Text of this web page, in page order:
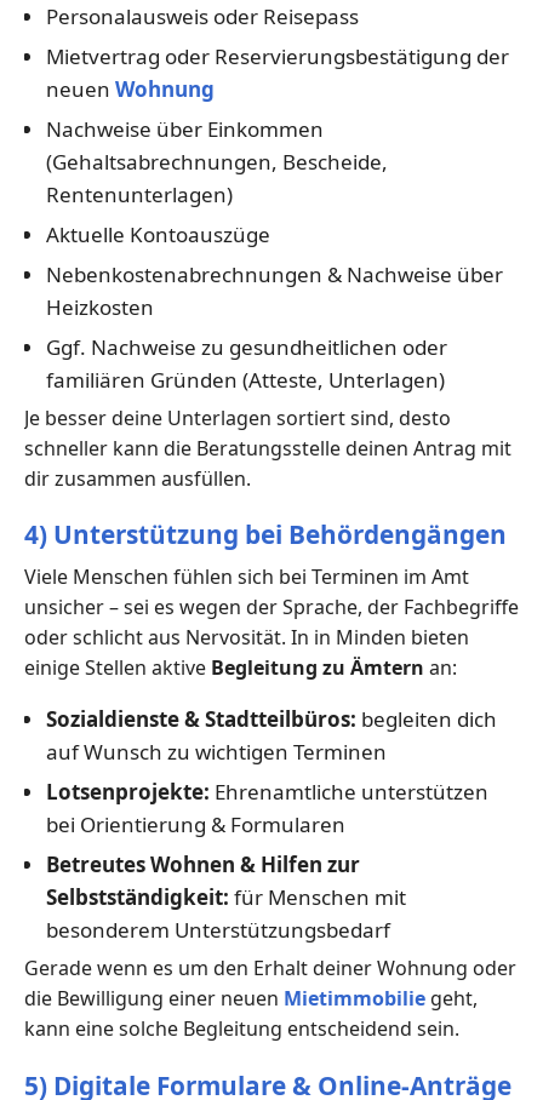
Personalausweis oder Reisepass
Mietvertrag oder Reservierungsbestätigung der
neuen Wohnung
Nachweise über Einkommen
(Gehaltsabrechnungen, Bescheide,
Rentenunterlagen)
Aktuelle Kontoauszüge
Nebenkostenabrechnungen & Nachweise über
Heizkosten
Ggf. Nachweise zu gesundheitlichen oder
familiären Gründen (Atteste, Unterlagen)
Je besser deine Unterlagen sortiert sind, desto
schneller kann die Beratungsstelle deinen Antrag mit
dir zusammen ausfüllen.
4) Unterstützung bei Behördengängen
Viele Menschen fühlen sich bei Terminen im Amt
unsicher – sei es wegen der Sprache, der Fachbegriffe
oder schlicht aus Nervosität. In in Minden bieten
einige Stellen aktive Begleitung zu Ämtern an:
Sozialdienste & Stadtteilbüros: begleiten dich
auf Wunsch zu wichtigen Terminen
Lotsenprojekte: Ehrenamtliche unterstützen
bei Orientierung & Formularen
Betreutes Wohnen & Hilfen zur
Selbstständigkeit: für Menschen mit
besonderem Unterstützungsbedarf
Gerade wenn es um den Erhalt deiner Wohnung oder
die Bewilligung einer neuen Mietimmobilie geht,
kann eine solche Begleitung entscheidend sein.
5) Digitale Formulare & Online-Anträge